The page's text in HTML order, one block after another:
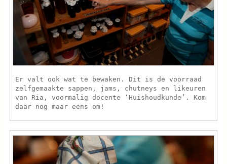
Er valt ook wat te bewaken. Dit is de voorraad
zelfgemaakte sappen, jams, chutneys en likeuren
van Ria, voormalig docente ‘Huishoudkunde’. Kom
daar nog maar eens om!